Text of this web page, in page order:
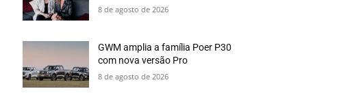
8 de agosto de 2026
GWM amplia a família Poer P30
com nova versão Pro
8 de agosto de 2026